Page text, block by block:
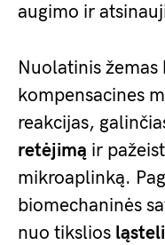
augimo ir
Nuolatinis
kompensacines
reakcijas,
retėjimą ir
mikroaplinką.
biomechaninės
nuo tikslios